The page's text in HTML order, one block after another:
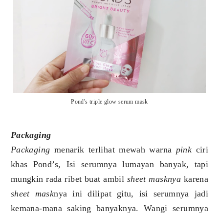
Pond's triple glow serum mask
Packaging
Packaging menarik terlihat mewah warna pink ciri
khas Pond’s, Isi serumnya lumayan banyak, tapi
mungkin rada ribet buat ambil sheet masknya karena
sheet masknya ini dilipat gitu, isi serumnya jadi
kemana-mana saking banyaknya. Wangi serumnya